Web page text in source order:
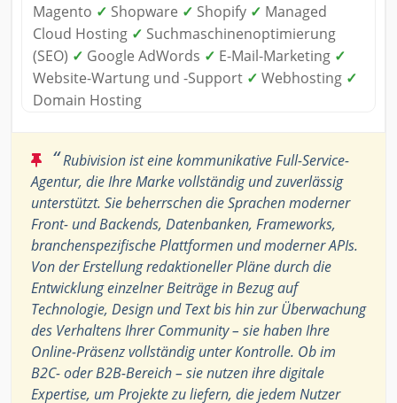
Magento ✓ Shopware ✓ Shopify ✓ Managed
Cloud Hosting ✓ Suchmaschinenoptimierung
(SEO) ✓ Google AdWords ✓ E-Mail-Marketing ✓
Website-Wartung und -Support ✓ Webhosting ✓
Domain Hosting
“Rubivision ist eine kommunikative Full-Service-
Agentur, die Ihre Marke vollständig und zuverlässig
unterstützt. Sie beherrschen die Sprachen moderner
Front- und Backends, Datenbanken, Frameworks,
branchenspezifische Plattformen und moderner APIs.
Von der Erstellung redaktioneller Pläne durch die
Entwicklung einzelner Beiträge in Bezug auf
Technologie, Design und Text bis hin zur Überwachung
des Verhaltens Ihrer Community – sie haben Ihre
Online-Präsenz vollständig unter Kontrolle. Ob im
B2C- oder B2B-Bereich – sie nutzen ihre digitale
Expertise, um Projekte zu liefern, die jedem Nutzer